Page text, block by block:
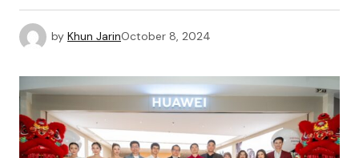
by Khun JarinOctober 8, 2024